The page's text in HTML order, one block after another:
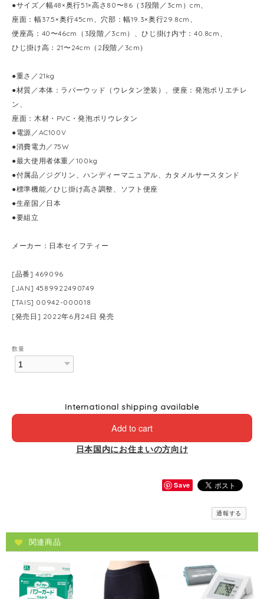
●サイズ／幅48×奥行51×高さ80〜86（3段階／3cm）cm、
座面：幅37.5×奥行45cm、穴部：幅19.3×奥行29.8cm、
便座高：40〜46cm（3段階／3cm）、ひじ掛け内寸：40.8cm、
ひじ掛け高：21〜24cm（2段階／3cm）
●重さ／21kg
●材質／本体：ラバーウッド（ウレタン塗装）、便座：発泡ポリエチレ
ン、
座面：木材・PVC・発泡ポリウレタン
●電源／AC100V
●消費電力／75W
●最大使用者体重／100kg
●付属品／ジグリン、ハンディーマニュアル、カタメルサースタンド
●標準機能／ひじ掛け高さ調整、ソフト便座
●生産国／日本
●要組立
メーカー：日本セイフティー
[品番] 469096
[JAN] 4589922490749
[TAIS] 00942-000018
[発売日] 2022年6月24日 発売
数量
International shipping available
Add to cart
日本国内にお住まいの方向け
Save
通報する
関連商品